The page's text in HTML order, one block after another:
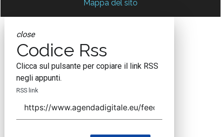
Mappa del sito
close
Codice Rss
Clicca sul pulsante per copiare il link RSS
negli appunti.
RSS link